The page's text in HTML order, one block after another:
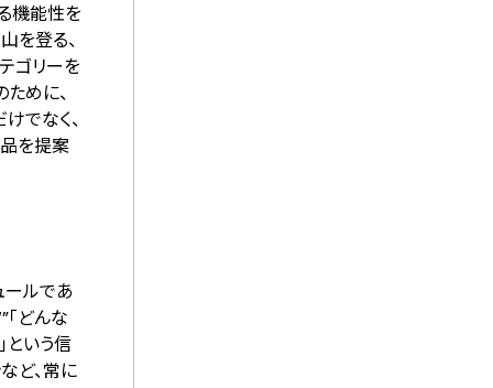
機能性を
を登る、
ゴリーを
めに、
でなく、
を提案
ールであ
どんな
という信
ど、常に